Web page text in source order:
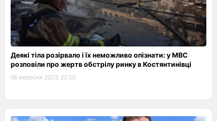
Деякі тіла розірвало і їх неможливо опізнати: у МВС
розповіли про жертв обстрілу ринку в Костянтинівці
06 вересня 2023, 22:50